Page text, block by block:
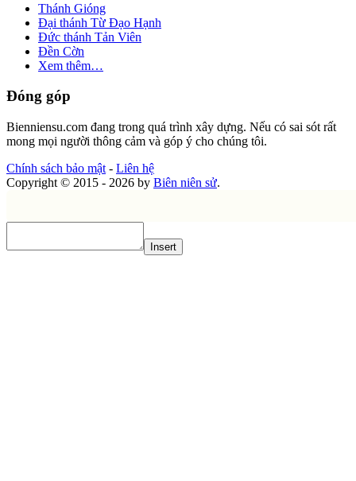
Thánh Gióng
Đại thánh Từ Đạo Hạnh
Đức thánh Tản Viên
Đền Cờn
Xem thêm…
Đóng góp
Bienniensu.com đang trong quá trình xây dựng. Nếu có sai sót rất
mong mọi người thông cảm và góp ý cho chúng tôi.
Chính sách bảo mật - Liên hệ
Copyright © 2015 - 2026 by Biên niên sử.
Insert